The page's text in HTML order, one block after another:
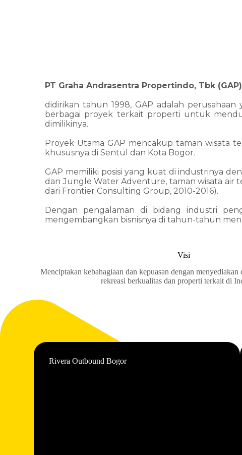
PT Graha Andrasentra Propertindo, Tbk (GAP)
didirikan tahun 1998, GAP adalah
berbagai proyek terkait properti untuk
dimilikinya.
Proyek Utama GAP mencakup taman wisata
khususnya di Sentul dan Kota Bogor.
GAP memiliki posisi yang kuat di industrinya
dan Jungle Water Adventure, taman wisata
dari Frontier Consulting Group, 2010-2016).
Dengan pengalaman di bidang industri
mengembangkan bisnisnya di tahun-tahun
Visi
Menciptakan kebahagiaan dan kepuasan dengan menyediakan
rekreasi berkualitas dan properti terkait di
Rivera Outbound Bogor